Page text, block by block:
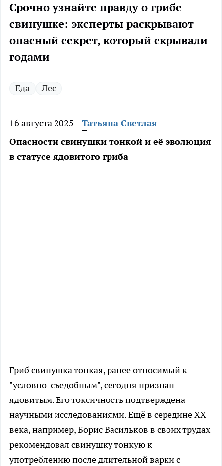
Срочно узнайте правду о грибе
свинушке: эксперты раскрывают
опасный секрет, который скрывали
годами
Еда Лес
16 августа 2025
Татьяна Светлая
Опасности свинушки тонкой и её эволюция
в статусе ядовитого гриба
Гриб свинушка тонкая, ранее относимый к
"условно-съедобным", сегодня признан
ядовитым. Его токсичность подтверждена
научными исследованиями. Ещё в середине XX
века, например, Борис Васильков в своих трудах
рекомендовал свинушку тонкую к
употреблению после длительной варки с